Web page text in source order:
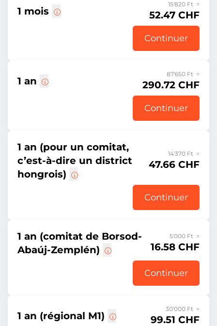
1 mois
15'820 Ft =
52.47 CHF
Continuer
1 an
87'650 Ft =
290.72 CHF
Continuer
1 an (pour un comitat,
c’est-à-dire un district
hongrois)
14'370 Ft =
47.66 CHF
Continuer
1 an (comitat de Borsod-
Abaúj-Zemplén)
5'000 Ft =
16.58 CHF
Continuer
1 an (régional M1)
30'000 Ft =
99.51 CHF